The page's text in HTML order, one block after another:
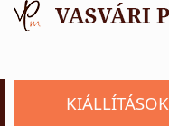
KIÁLLÍTÁSOK